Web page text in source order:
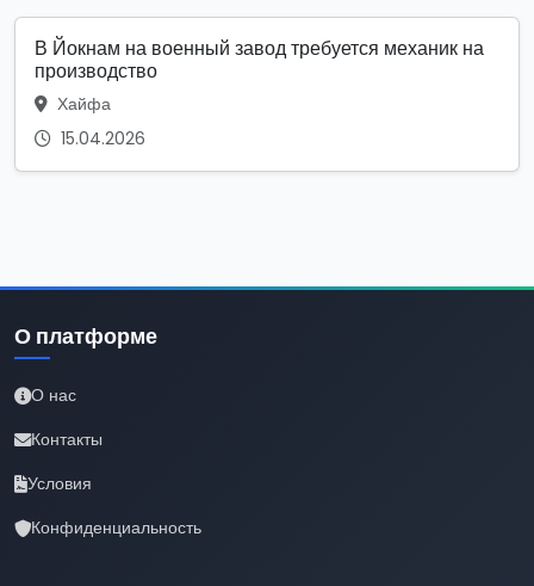
В Йокнам на военный завод требуется механик на
производство
Хайфа
15.04.2026
О платформе
О нас
Контакты
Условия
Конфиденциальность